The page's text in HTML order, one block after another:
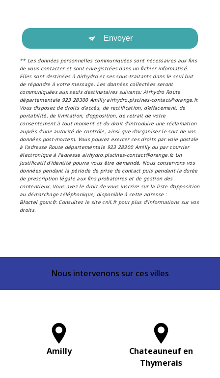
Envoyer
** Les données personnelles communiquées sont nécessaires aux fins
de vous contacter et sont enregistrées dans un fichier informatisé.
Elles sont destinées à Airhydro et ses sous-traitants dans le seul but
de répondre à votre message. Les données collectées seront
communiquées aux seuls destinataires suivants: Airhydro Route
départementale 923 28300 Amilly airhydro.piscines-contact@orange.fr.
Vous disposez de droits d’accès, de rectification, d’effacement, de
portabilité, de limitation, d’opposition, de retrait de votre
consentement à tout moment et du droit d’introduire une réclamation
auprès d’une autorité de contrôle, ainsi que d’organiser le sort de vos
données post-mortem. Vous pouvez exercer ces droits par voie postale
à l'adresse Route départementale 923 28300 Amilly ou par courrier
électronique à l'adresse airhydro.piscines-contact@orange.fr. Un
justificatif d'identité pourra vous être demandé. Nous conservons vos
données pendant la période de prise de contact puis pendant la durée
de prescription légale aux fins probatoires et de gestion des
contentieux. Vous avez le droit de vous inscrire sur la liste d'opposition
au démarchage téléphonique, disponible à cette adresse :
Bloctel.gouv.fr. Consultez le site cnil.fr pour plus d’informations sur vos
droits.
Nous intervenons sur ces villes
Amilly
Chateauneuf en
Thymerais